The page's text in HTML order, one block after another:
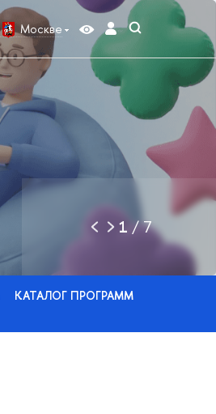
Москве
1 /7
КАТАЛОГ ПРОГРАММ